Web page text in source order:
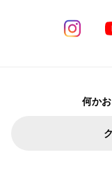
何か